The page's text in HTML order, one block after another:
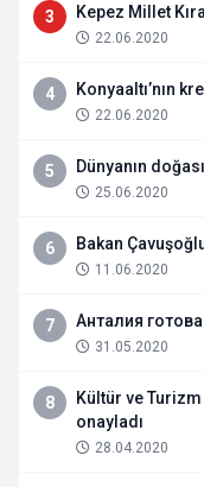
3 Kepez Millet
22.06.2020
4 Konyaaltı’nın
22.06.2020
5 Dünyanın
25.06.2020
6 Bakan
11.06.2020
7 Анталия
31.05.2020
8
Kültür ve Turizm
onayladı
28.04.2020